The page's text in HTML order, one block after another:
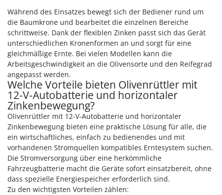
Während des Einsatzes bewegt sich der Bediener rund um
die Baumkrone und bearbeitet die einzelnen Bereiche
schrittweise. Dank der flexiblen Zinken passt sich das Gerät
unterschiedlichen Kronenformen an und sorgt für eine
gleichmäßige Ernte. Bei vielen Modellen kann die
Arbeitsgeschwindigkeit an die Olivensorte und den Reifegrad
angepasst werden.
Welche Vorteile bieten Olivenrüttler mit
12-V-Autobatterie und horizontaler
Zinkenbewegung?
Olivenrüttler mit 12-V-Autobatterie und horizontaler
Zinkenbewegung bieten eine praktische Lösung für alle, die
ein wirtschaftliches, einfach zu bedienendes und mit
vorhandenen Stromquellen kompatibles Erntesystem suchen.
Die Stromversorgung über eine herkömmliche
Fahrzeugbatterie macht die Geräte sofort einsatzbereit, ohne
dass spezielle Energiespeicher erforderlich sind.
Zu den wichtigsten Vorteilen zählen: